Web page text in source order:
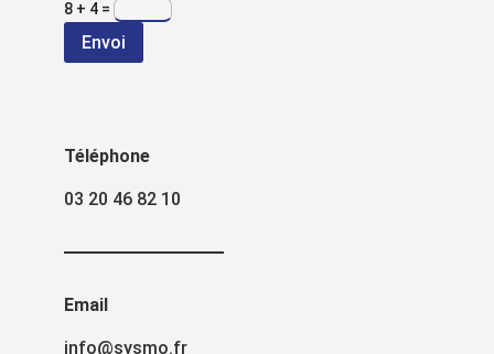
8 + 4 =
Envoi
Téléphone
03 20 46 82 10
Email
info@sysmo.fr